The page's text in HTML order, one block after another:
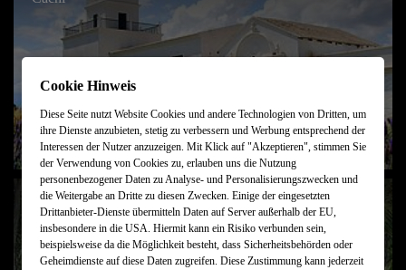
AWASI IGUAZÚ
Iguazú
Cookie Hinweis
Diese Seite nutzt Website Cookies und andere Technologien von Dritten, um
ihre Dienste anzubieten, stetig zu verbessern und Werbung entsprechend der
Interessen der Nutzer anzuzeigen. Mit Klick auf "Akzeptieren", stimmen Sie
der Verwendung von Cookies zu, erlauben uns die Nutzung
personenbezogener Daten zu Analyse- und Personalisierungszwecken und
die Weitergabe an Dritte zu diesen Zwecken. Einige der eingesetzten
Drittanbieter-Dienste übermitteln Daten auf Server außerhalb der EU,
insbesondere in die USA. Hiermit kann ein Risiko verbunden sein,
beispielsweise da die Möglichkeit besteht, dass Sicherheitsbehörden oder
Geheimdienste auf diese Daten zugreifen. Diese Zustimmung kann jederzeit